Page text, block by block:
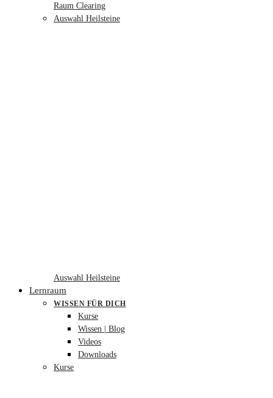
Raum Clearing
Auswahl Heilsteine
Auswahl Heilsteine
Lernraum
WISSEN FÜR DICH
Kurse
Wissen | Blog
Videos
Downloads
Kurse